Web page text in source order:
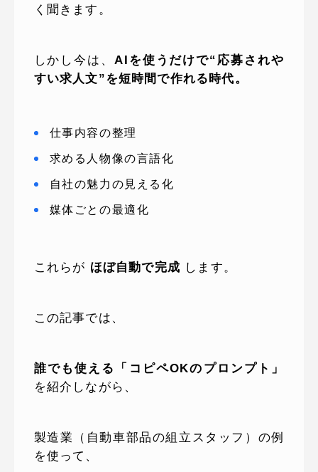
く聞きます。
しかし今は、AIを使うだけで“応募されや
すい求人文”を短時間で作れる時代。
仕事内容の整理
求める人物像の言語化
自社の魅力の見える化
媒体ごとの最適化
これらが ほぼ自動で完成 します。
この記事では、
誰でも使える「コピペOKのプロンプト」
を紹介しながら、
製造業（自動車部品の組立スタッフ）の例
を使って、